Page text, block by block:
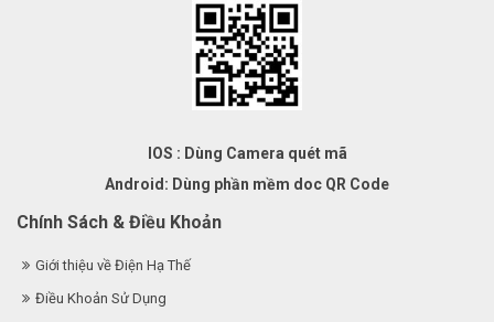
IOS : Dùng Camera quét mã
Android: Dùng phần mềm doc QR Code
Chính Sách & Điều Khoản
Giới thiệu về Điện Hạ Thế
Điều Khoản Sử Dụng